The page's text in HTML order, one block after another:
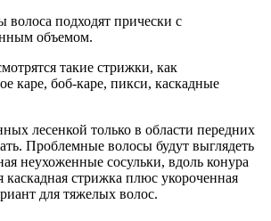
волоса подходят прически с
объемом.
такие стрижки, как
каре, боб-каре, пикси, каскадные
лесенкой только в области передних
Проблемные волосы будут выглядеть
неухоженные сосульки, вдоль конура
стрижка плюс укороченная
для тяжелых волос.